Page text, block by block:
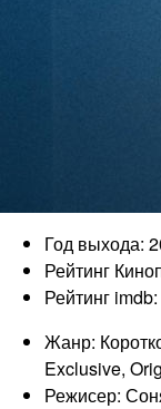
Год выхода:
Рейтинг
Рейтинг
Жанр:
Exclusive,
Режисер: